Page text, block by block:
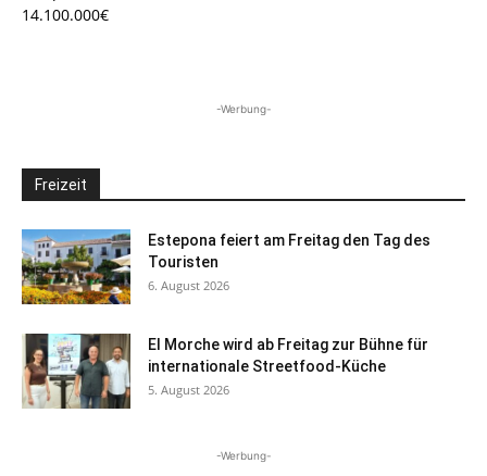
14.100.000€
-Werbung-
Freizeit
Estepona feiert am Freitag den Tag des
Touristen
6. August 2026
El Morche wird ab Freitag zur Bühne für
internationale Streetfood-Küche
5. August 2026
-Werbung-